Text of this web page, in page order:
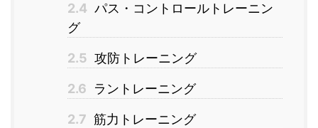
2.4 パス・コントロールトレーニン
グ
2.5 攻防トレーニング
2.6 ラントレーニング
2.7 筋力トレーニング